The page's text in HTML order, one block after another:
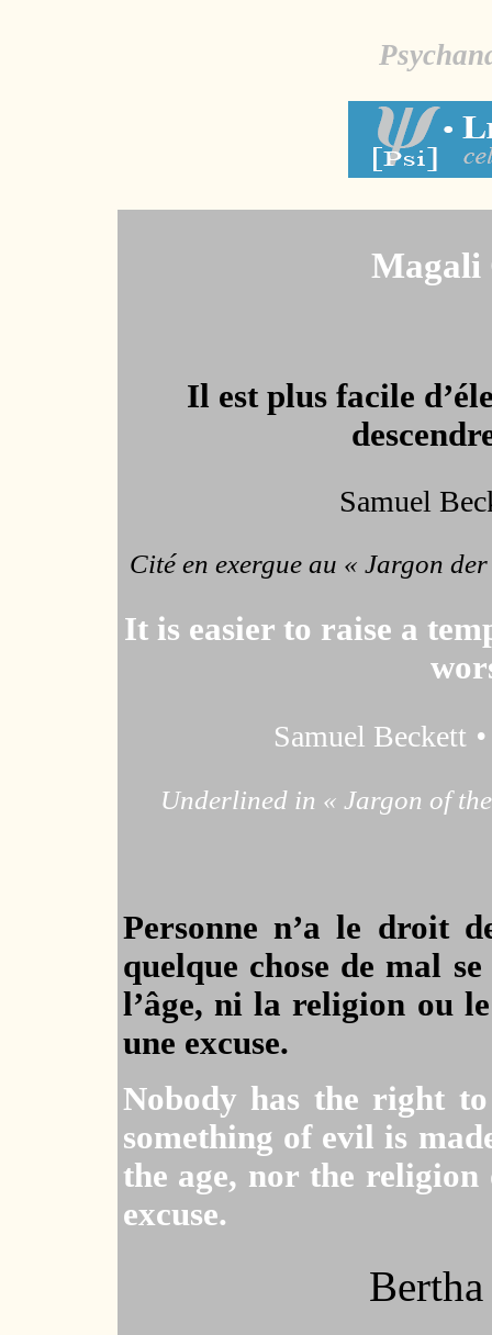
Magali
Il est plus facile
Samuel
Cité en exergue au « Jargon
It is easier to raise a
Samuel Beckett •
Underlined in « Jargon of
Personne n’a le droit
quelque chose de mal
l’âge, ni la religion ou
une excuse.
Nobody has the right
something of evil is
the age, nor the
excuse.